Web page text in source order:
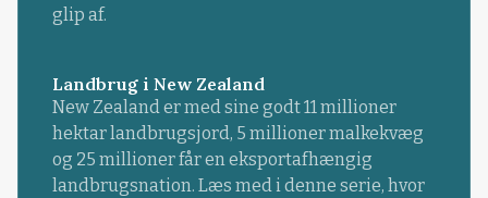
glip af.
Landbrug i New Zealand
New Zealand er med sine godt 11 millioner
hektar landbrugsjord, 5 millioner malkekvæg
og 25 millioner får en eksportafhængig
landbrugsnation. Læs med i denne serie, hvor